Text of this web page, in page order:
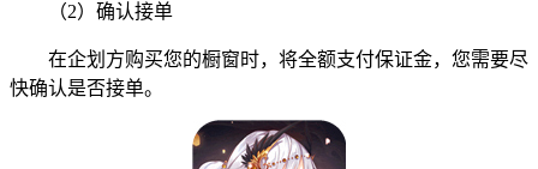
（2）确认接单
在企划方购买您的橱窗时，将全额支付保证金，您需要尽
快确认是否接单。